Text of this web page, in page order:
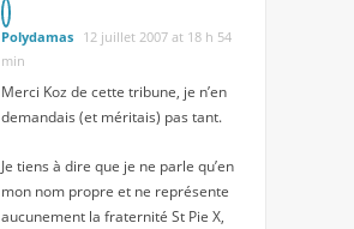
Polydamas 12 juillet 2007 at 18 h 54
min
Merci Koz de cette tribune, je n’en
demandais (et méritais) pas tant.
Je tiens à dire que je ne parle qu’en
mon nom propre et ne représente
aucunement la fraternité St Pie X,